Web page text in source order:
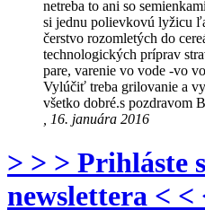
netreba to ani so
si jednu polievkovú lyžicu
čerstvo rozomletých do
technologických príprav
pare, varenie vo vode -vo
Vylúčiť treba grilovanie a
všetko dobré.s pozdravom
, 16. januára 2016
> > > Prihláste
newslettera < <